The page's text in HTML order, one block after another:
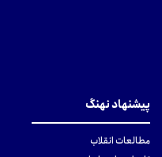
پیشنهاد نهنگ
مطالعات انقلاب